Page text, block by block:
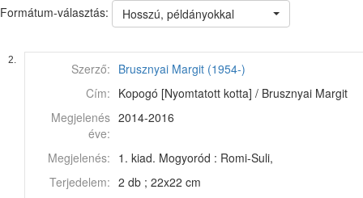
Formátum-választás: Hosszú, példányokkal
2.
Szerző: Brusznyai Margit (1954-)
Cím: Kopogó [Nyomtatott kotta] / Brusznyai Margit
Megjelenés
éve:
2014-2016
Megjelenés: 1. kiad. Mogyoród : Romi-Suli,
Terjedelem: 2 db ; 22x22 cm